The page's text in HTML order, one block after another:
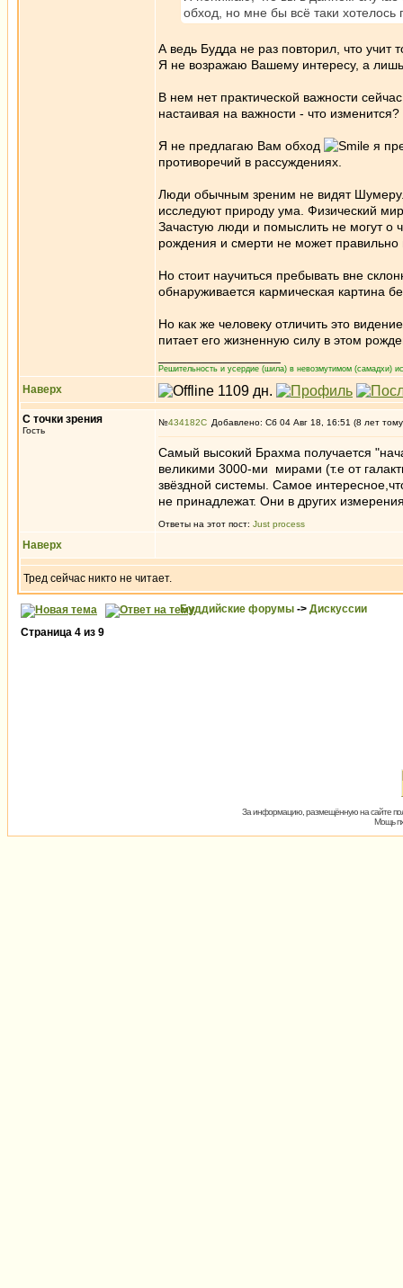
обход, но мне бы всё таки
А ведь Будда не раз повторил, что учит
Я не возражаю Вашему интересу, а
В нем нет практической важности
настаивая на важности - что изменится?
Я не предлагаю Вам обход
я
противоречий в рассуждениях.
Люди обычным зреним не видят
исследуют природу ума. Физический
Зачастую люди и помыслить не могут о
рождения и смерти не может правильно
Но стоит научиться пребывать вне
обнаруживается кармическая картина
Но как же человеку отличить это
питает его жизненную силу в этом
Решительность и усердие (шила) в невозмутимом (самадхи)
Наверх
С точки зрения
Гость
№434182 Добавлено: Сб 04 Авг 18, 16:51 (8 лет
Самый высокий Брахма получается
великими 3000-ми мирами (т.е от
звёздной системы. Самое
не принадлежат. Они в других
Ответы на этот пост: Just process
Наверх
Тред сейчас никто не читает.
Буддийские форумы -> Дискуссии
Страница 4 из 9
За информацию, размещённую на сайте
Мощь